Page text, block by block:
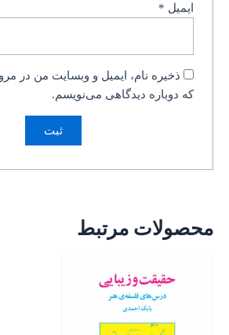
ایمیل *
ذخیره نام، ایمیل و وبسایت من در
که دوباره دیدگاهی می‌نویسم.
محصولات مرتبط